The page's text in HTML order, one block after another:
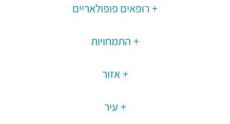
רופאים פופולאריים
התמחויות
אזור
עיר